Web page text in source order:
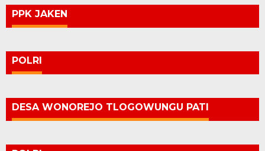
PPK JAKEN
POLRI
DESA WONOREJO TLOGOWUNGU PATI